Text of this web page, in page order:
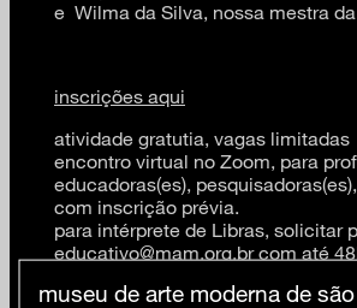
e Wilma da Silva, nossa mestra da
inscrições aqui
atividade gratutia, vagas limitadas
encontro virtual no Zoom, para
educadoras(es),
com inscrição prévia.
para intérprete de Libras, solicitar
educativo@mam.org.br com até
museu de arte moderna de